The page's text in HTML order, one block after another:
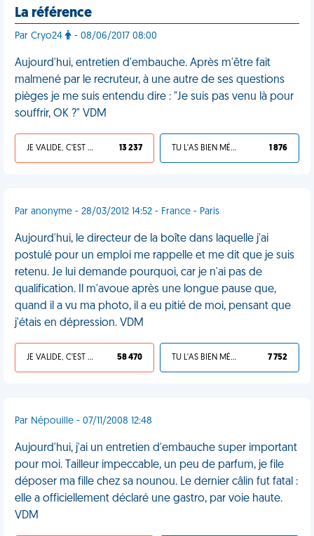
La référence
Par Cryo24 - 08/06/2017 08:00
Aujourd'hui, entretien d'embauche. Après m'être fait
malmené par le recruteur, à une autre de ses questions
pièges je me suis entendu dire : "Je suis pas venu là pour
souffrir, OK ?" VDM
JE VALIDE, C'EST UNE VDM 13 237 TU L'AS BIEN MÉRITÉ 1 876
Par anonyme - 28/03/2012 14:52 - France - Paris
Aujourd'hui, le directeur de la boîte dans laquelle j'ai
postulé pour un emploi me rappelle et me dit que je suis
retenu. Je lui demande pourquoi, car je n'ai pas de
qualification. Il m'avoue après une longue pause que,
quand il a vu ma photo, il a eu pitié de moi, pensant que
j'étais en dépression. VDM
JE VALIDE, C'EST UNE VDM 58 470 TU L'AS BIEN MÉRITÉ 7 752
Par Népouille - 07/11/2008 12:48
Aujourd'hui, j'ai un entretien d'embauche super important
pour moi. Tailleur impeccable, un peu de parfum, je file
déposer ma fille chez sa nounou. Le dernier câlin fut fatal :
elle a officiellement déclaré une gastro, par voie haute.
VDM